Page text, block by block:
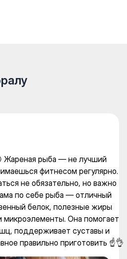
рыбки 😍
Жареная рыба — не лучший
фитнесом регулярно.
не обязательно, но важно
по себе рыба — отличный
белок, полезные жиры
микроэлементы. Она помогает
поддерживает суставы и
правильно приготовить ☝️👌